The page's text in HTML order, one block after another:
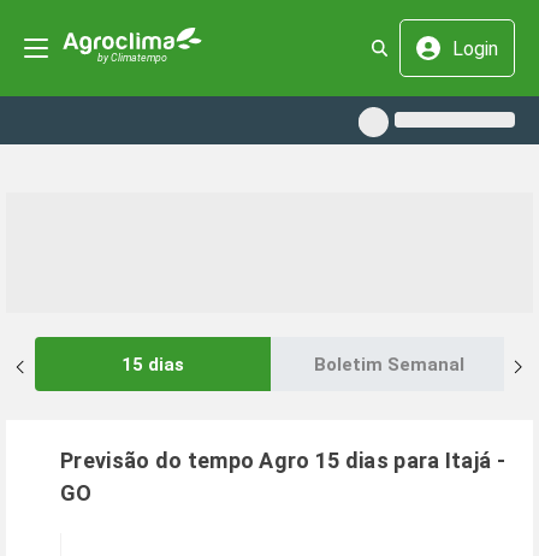
Login
15 dias Boletim Semanal
Previsão do tempo Agro 15 dias para Itajá -
GO